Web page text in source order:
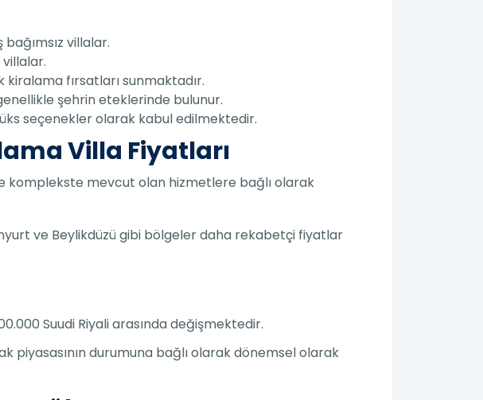
villalar.
fırsatları sunmaktadır.
şehrin eteklerinde bulunur.
seçenekler olarak kabul edilmektedir.
Villa Fiyatları
komplekste mevcut olan hizmetlere bağlı olarak
ve Beylikdüzü gibi bölgeler daha rekabetçi fiyatlar
Suudi Riyali arasında değişmektedir.
piyasasının durumuna bağlı olarak dönemsel olarak